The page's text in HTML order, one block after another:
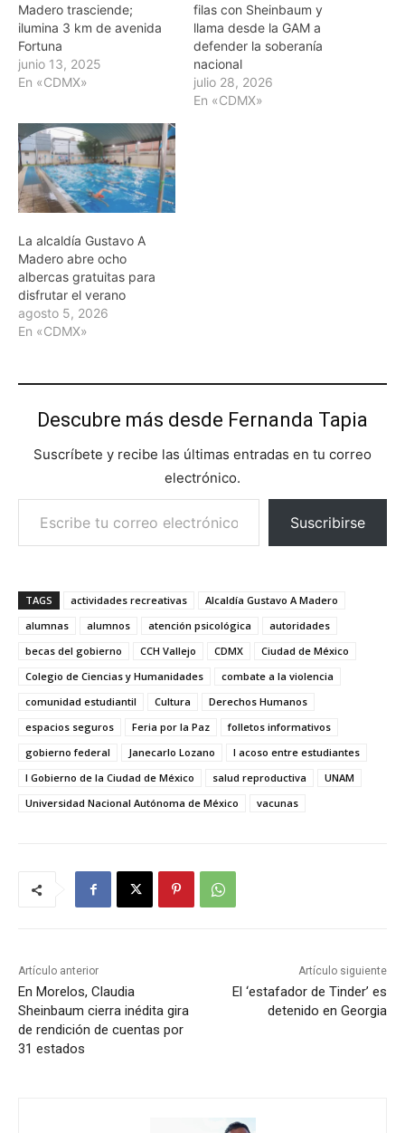
Madero trasciende;
ilumina 3 km de avenida
Fortuna
junio 13, 2025
En «CDMX»
filas con Sheinbaum y
llama desde la GAM a
defender la soberanía
nacional
julio 28, 2026
En «CDMX»
La alcaldía Gustavo A
Madero abre ocho
albercas gratuitas para
disfrutar el verano
agosto 5, 2026
En «CDMX»
Descubre más desde Fernanda Tapia
Suscríbete y recibe las últimas entradas en tu correo
electrónico.
Escribe tu correo electrónico…
Suscribirse
TAGS actividades recreativas
Alcaldía Gustavo A Madero
alumnas
alumnos atención psicológica
autoridades
becas del gobierno
CCH Vallejo CDMX
Ciudad de México
Colegio de Ciencias y Humanidades
combate a la violencia
comunidad estudiantil
Cultura
Derechos Humanos
espacios seguros
Feria por la Paz
folletos informativos
gobierno federal
Janecarlo Lozano
l acoso entre estudiantes
l Gobierno de la Ciudad de México
salud reproductiva
UNAM
Universidad Nacional Autónoma de México
vacunas
Artículo anterior
En Morelos, Claudia
Sheinbaum cierra inédita gira
de rendición de cuentas por
31 estados
Artículo siguiente
El ‘estafador de Tinder’ es
detenido en Georgia